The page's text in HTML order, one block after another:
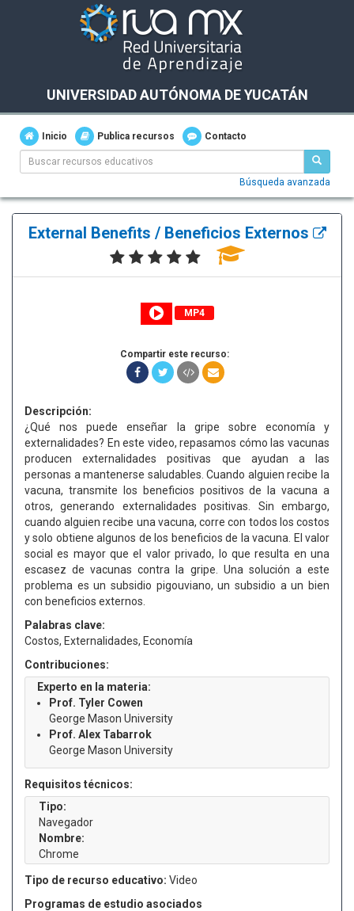
UNIVERSIDAD AUTÓNOMA DE YUCATÁN
Inicio Publica recursos Contacto
Búsqueda avanzada
External Benefits / Beneficios Externos
MP4
Compartir este recurso:
Descripción:
¿Qué nos puede enseñar la gripe sobre economía y
externalidades? En este video, repasamos cómo las vacunas
producen externalidades positivas que ayudan a las
personas a mantenerse saludables. Cuando alguien recibe la
vacuna, transmite los beneficios positivos de la vacuna a
otros, generando externalidades positivas. Sin embargo,
cuando alguien recibe una vacuna, corre con todos los costos
y solo obtiene algunos de los beneficios de la vacuna. El valor
social es mayor que el valor privado, lo que resulta en una
escasez de vacunas contra la gripe. Una solución a este
problema es un subsidio pigouviano, un subsidio a un bien
con beneficios externos.
Palabras clave:
Costos, Externalidades, Economía
Contribuciones:
Experto en la materia:
Prof. Tyler Cowen
George Mason University
Prof. Alex Tabarrok
George Mason University
Requisitos técnicos:
Tipo:
Navegador
Nombre:
Chrome
Tipo de recurso educativo: Video
Programas de estudio asociados